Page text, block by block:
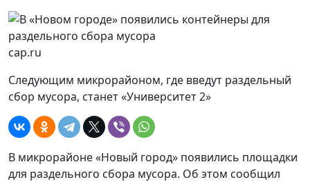
cap.ru
Следующим микрорайоном, где введут раздельный
сбор мусора, станет «Университет 2»
В микрорайоне «Новый город» появились площадки
для раздельного сбора мусора. Об этом сообщил